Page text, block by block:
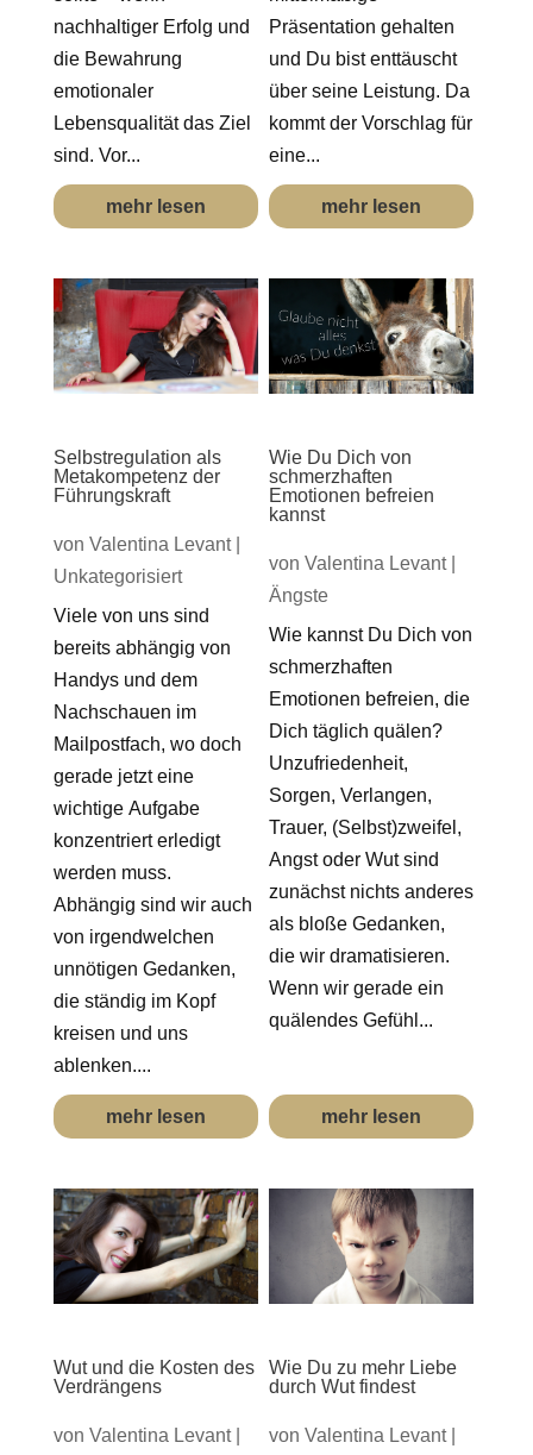
nachhaltiger Erfolg und
die Bewahrung
emotionaler
Lebensqualität das Ziel
sind. Vor...
mehr lesen
Präsentation gehalten
und Du bist enttäuscht
über seine Leistung. Da
kommt der Vorschlag für
eine...
mehr lesen
Selbstregulation als
Metakompetenz der
Führungskraft
von Valentina Levant|
Unkategorisiert
Viele von uns sind
bereits abhängig von
Handys und dem
Nachschauen im
Mailpostfach, wo doch
gerade jetzt eine
wichtige Aufgabe
konzentriert erledigt
werden muss.
Abhängig sind wir auch
von irgendwelchen
unnötigen Gedanken,
die ständig im Kopf
kreisen und uns
ablenken....
mehr lesen
Wie Du Dich von
schmerzhaften
Emotionen befreien
kannst
von Valentina Levant|
Ängste
Wie kannst Du Dich von
schmerzhaften
Emotionen befreien, die
Dich täglich quälen?
Unzufriedenheit,
Sorgen, Verlangen,
Trauer, (Selbst)zweifel,
Angst oder Wut sind
zunächst nichts anderes
als bloße Gedanken,
die wir dramatisieren.
Wenn wir gerade ein
quälendes Gefühl...
mehr lesen
Wut und die Kosten des
Verdrängens
von Valentina Levant|
Wie Du zu mehr Liebe
durch Wut findest
von Valentina Levant|